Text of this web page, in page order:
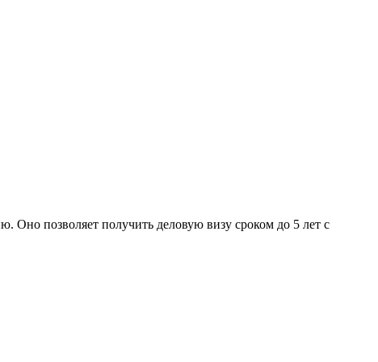
позволяет получить деловую визу сроком до 5 лет с